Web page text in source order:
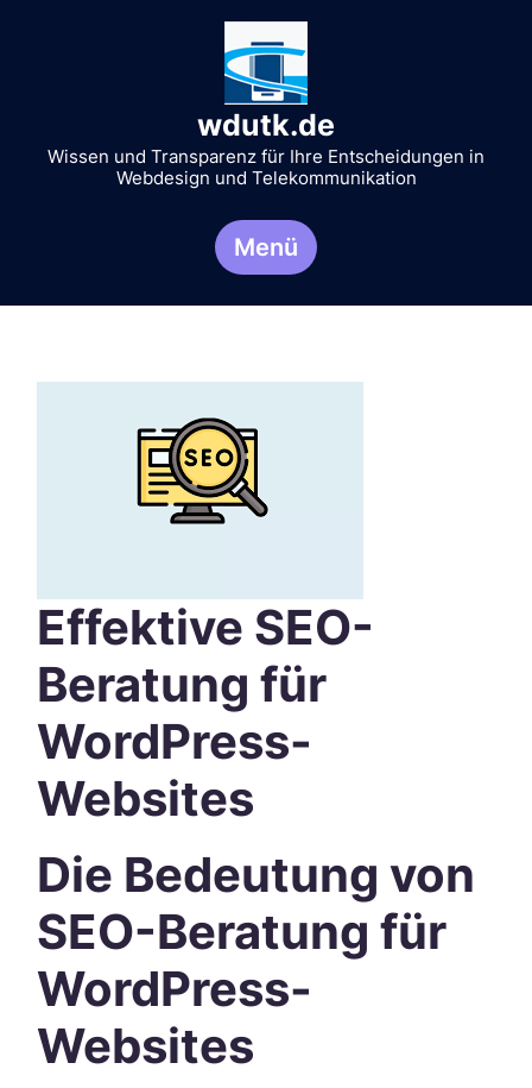
wdutk.de
Wissen und Transparenz für Ihre Entscheidungen in
Webdesign und Telekommunikation
Menü
Effektive SEO-
Beratung für
WordPress-
Websites
Die Bedeutung von
SEO-Beratung für
WordPress-
Websites